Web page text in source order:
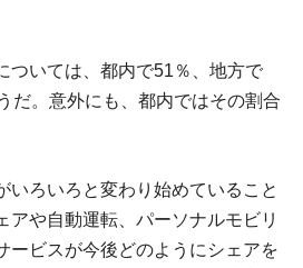
ついては、都内で51％、地方で
だ。意外にも、都内ではその割合
いろいろと変わり始めていること
アや自動運転、パーソナルモビリ
ービスが今後どのようにシェアを